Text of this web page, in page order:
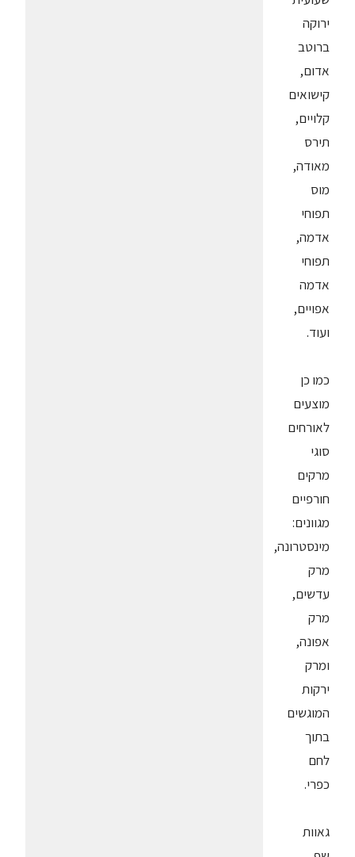
ירוקה
ברוטב
אדום,
קישואים
קלויים,
תירס
מאודה,
מוס
תפוחי
אדמה,
תפוחי
אדמה
אפויים,
ועוד.
כמו כן
מוצעים
לאורחים
סוגי
מרקים
חורפיים
מגוונים:
מינסטרונה,
מרק
עדשים,
מרק
אפונה,
ומרק
ירקות
המוגשים
בתוך
לחם
כפרי.
גאוות